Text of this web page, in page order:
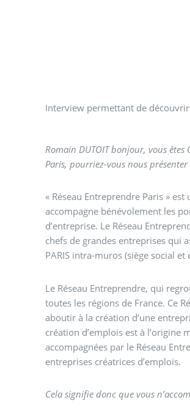
Interview permettant de
Romain DUTOIT bonjour, vous
Paris, pourriez-vous nous
« Réseau Entreprendre Paris »
accompagne bénévolement les
d’entreprise. Le Réseau
chefs de grandes entreprises qui
PARIS intra-muros (siège social et
Le Réseau Entreprendre, qui
toutes les régions de France. Ce
aboutir à la création d’une
création d’emplois est à l’origine
accompagnées par le Réseau
entreprises créatrices d’emplois.
Cela signifie donc que vous